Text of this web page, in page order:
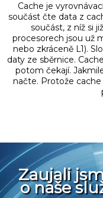
Cache je
součást čte data z
součást, z níž si
procesorech jsou už
nebo zkráceně L1).
daty ze sběrnice.
potom čekají.
načte. Protože
Zaujali
o naše